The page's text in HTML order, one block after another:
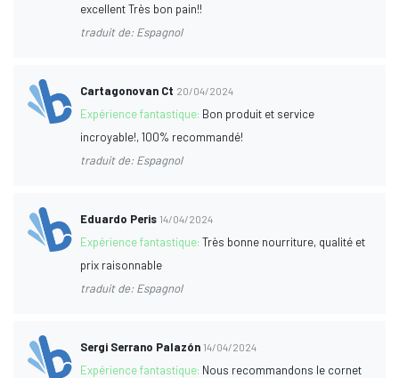
excellent Très bon pain!!
traduit de: Espagnol
Cartagonovan Ct 20/04/2024
Expérience fantastique: Bon produit et service
incroyable!, 100% recommandé!
traduit de: Espagnol
Eduardo Peris 14/04/2024
Expérience fantastique:Très bonne nourriture, qualité et
prix raisonnable
traduit de: Espagnol
Sergi Serrano Palazón 14/04/2024
Expérience fantastique: Nous recommandons le cornet